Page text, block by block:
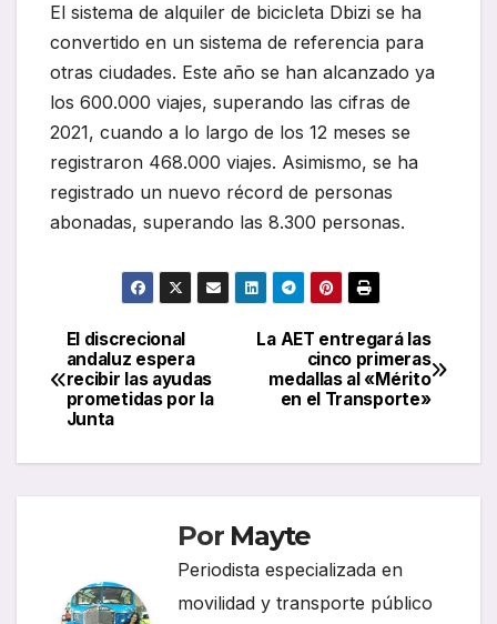
El sistema de alquiler de bicicleta Dbizi se ha
convertido en un sistema de referencia para
otras ciudades. Este año se han alcanzado ya
los 600.000 viajes, superando las cifras de
2021, cuando a lo largo de los 12 meses se
registraron 468.000 viajes. Asimismo, se ha
registrado un nuevo récord de personas
abonadas, superando las 8.300 personas.
Navegación
de
La AET entregará las
cinco primeras
medallas al «Mérito
en el Transporte»
El discrecional
andaluz espera
recibir las ayudas
prometidas por la
Junta
Por Mayte
Periodista especializada en
movilidad y transporte público